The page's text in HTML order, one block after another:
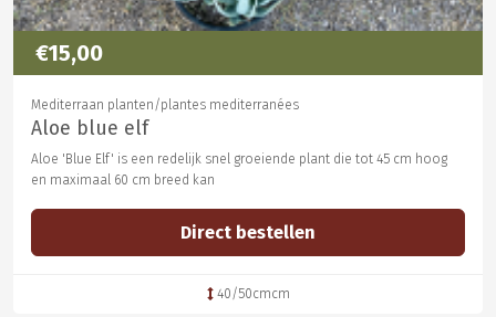
€15,00
Mediterraan planten/plantes mediterranées
Aloe blue elf
Aloe 'Blue Elf' is een redelijk snel groeiende plant die tot 45 cm hoog
en maximaal 60 cm breed kan
Direct bestellen
40/50cmcm